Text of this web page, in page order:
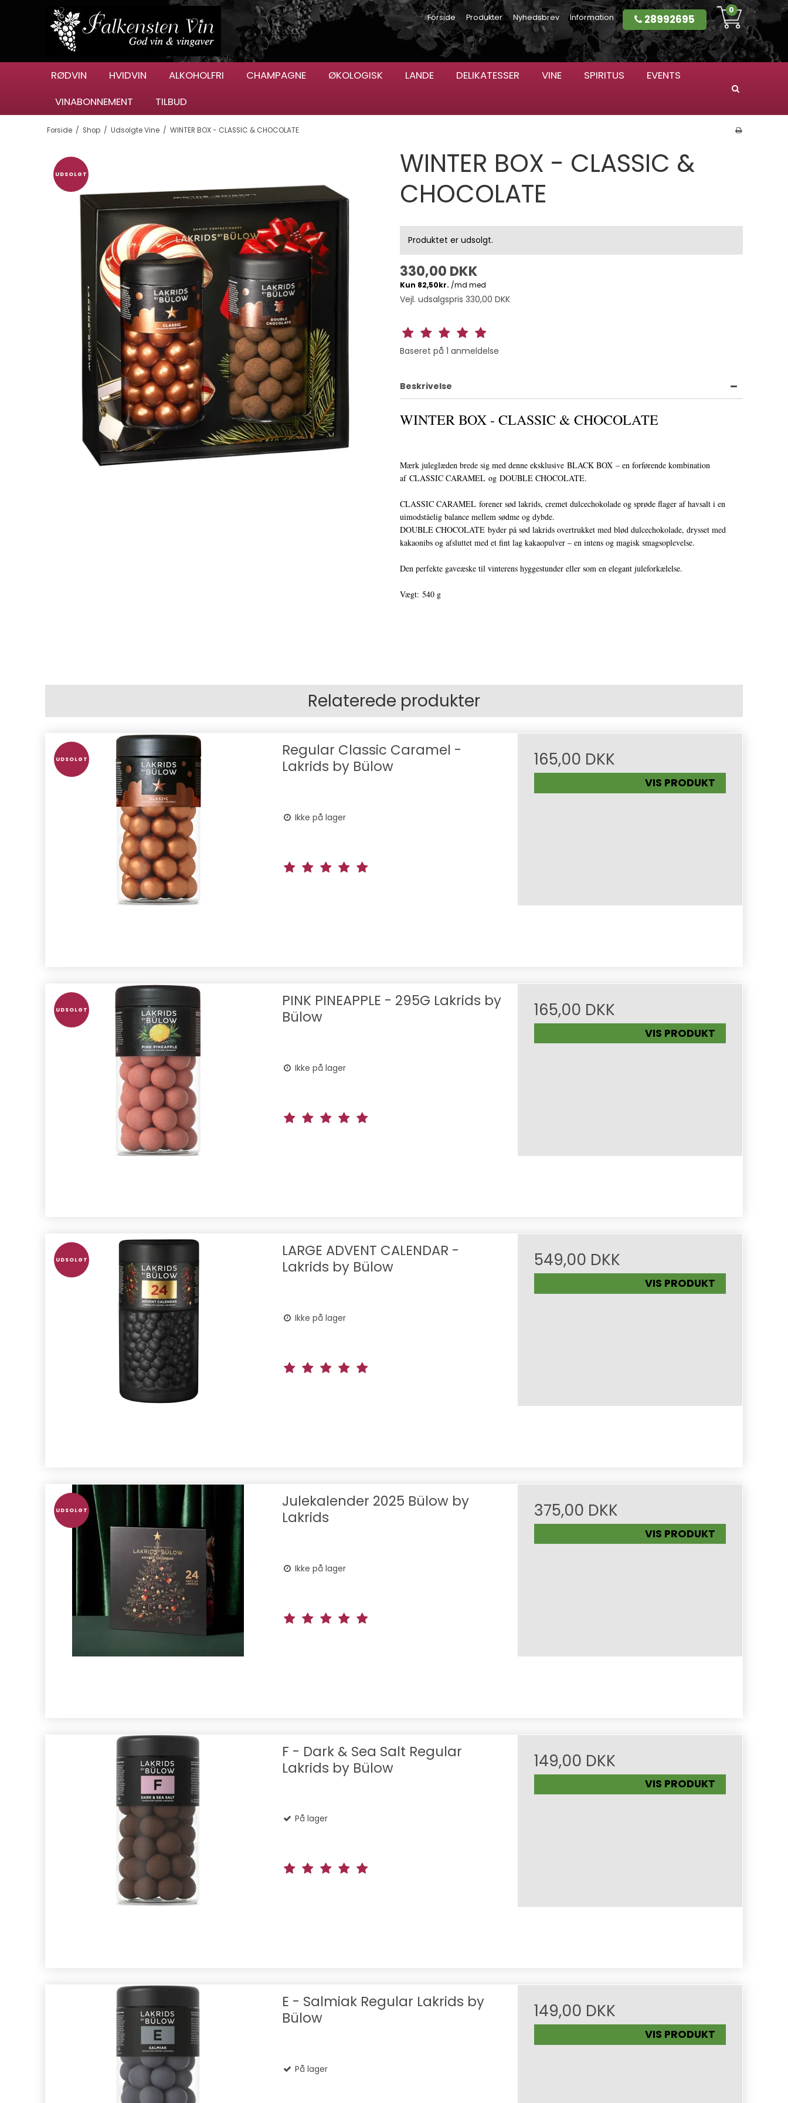
Forside Produkter Nyhedsbrev Information 28992695
0
RØDVIN HVIDVIN ALKOHOLFRI CHAMPAGNE ØKOLOGISK LANDE DELIKATESSER VINE SPIRITUS
EVENTS
VINABONNEMENT
TILBUD
Forside / Shop / Udsolgte Vine / WINTER BOX - CLASSIC & CHOCOLATE
UDSOLGT
WINTER BOX - CLASSIC &
CHOCOLATE
Produktet er udsolgt.
330,00 DKK
Vejl. udsalgspris 330,00 DKK
Baseret på 1 anmeldelse
Beskrivelse
WINTER BOX - CLASSIC & CHOCOLATE
Mærk juleglæden brede sig med denne eksklusive BLACK BOX – en forførende kombination
af CLASSIC CARAMEL og DOUBLE CHOCOLATE.
CLASSIC CARAMEL forener sød lakrids, cremet dulcechokolade og sprøde flager af havsalt i en
uimodståelig balance mellem sødme og dybde.
DOUBLE CHOCOLATE byder på sød lakrids overtrukket med blød dulcechokolade, drysset med
kakaonibs og afsluttet med et fint lag kakaopulver – en intens og magisk smagsoplevelse.
Den perfekte gaveæske til vinterens hyggestunder eller som en elegant juleforkælelse.
Vægt: 540 g
Relaterede produkter
UDSOLGT
Regular Classic Caramel -
Lakrids by Bülow
Ikke på lager
165,00 DKK
VIS PRODUKT
UDSOLGT
PINK PINEAPPLE - 295G Lakrids by
Bülow
Ikke på lager
165,00 DKK
VIS PRODUKT
UDSOLGT
LARGE ADVENT CALENDAR -
Lakrids by Bülow
Ikke på lager
549,00 DKK
VIS PRODUKT
UDSOLGT
Julekalender 2025 Bülow by
Lakrids
Ikke på lager
375,00 DKK
VIS PRODUKT
F - Dark & Sea Salt Regular
Lakrids by Bülow
På lager
149,00 DKK
VIS PRODUKT
E - Salmiak Regular Lakrids by
Bülow
På lager
149,00 DKK
VIS PRODUKT